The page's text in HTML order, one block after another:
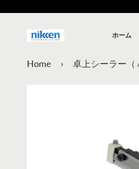
ホーム
Home › 卓上シーラー